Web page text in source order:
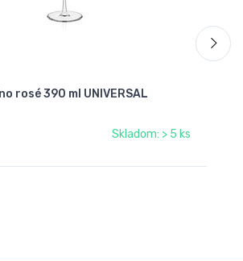
rosé 390 ml UNIVERSAL
Skladom: > 5 ks